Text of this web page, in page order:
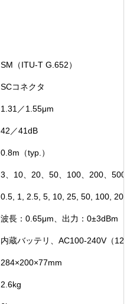
SM（ITU-T G.652）
SCコネクタ
1.31／1.55μm
42／41dB
0.8m（typ.）
3、10、20、50、100、200、
0.5, 1, 2.5, 5, 10, 25, 50, 100,
波長：0.65μm、出力：0±3dBm
内蔵バッテリ、AC100-240V（12
284×200×77mm
2.6kg